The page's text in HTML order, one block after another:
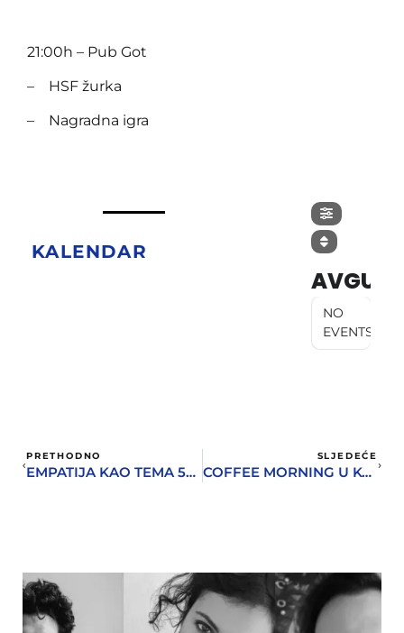
21:00h – Pub Got
– HSF žurka
– Nagradna igra
KALENDAR
AVGUST
NO
EVENTS
PRETHODNO
EMPATIJA KAO TEMA 53. IZDANJA ZIMSKOG SALONA
SLJEDEĆE
COFFEE MORNING U KOLEKTIVU